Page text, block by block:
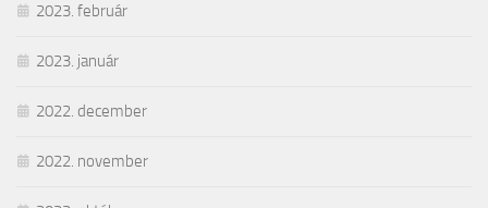
2023. február
2023. január
2022. december
2022. november